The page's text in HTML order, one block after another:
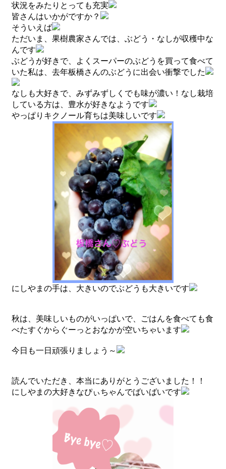
状況をみたりとっても充実
皆さんはいかがですか？
そういえば
ただいま、果樹農家さんでは、ぶどう・なしが収穫中な
んです
ぶどうが好きで、よくスーパーのぶどうを買って食べて
いた私は、去年板橋さんのぶどうに出会い衝撃でした
なしも大好きで、みずみずしくでも味が濃い！なし栽培
している方は、豊水が好きなようです
やっぱりキクノール育ちは美味しいです
にしやまの手は、大きいのでぶどうも大きいです
秋は、美味しいものがいっぱいで、ごはんを食べても食
べたすぐからぐーっとおなかが空いちゃいます
今日も一日頑張りましょう～
読んでいただき、本当にありがとうございました！！
にしやまの大好きなぴぃちゃんでばいばいです